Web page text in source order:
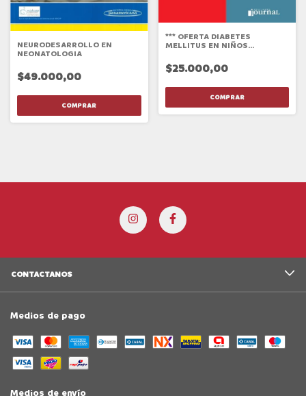
NEURODESARROLLO EN
NEONATOLOGIA
$49.000,00
*** OFERTA DIABETES
MELLITUS EN NIÑOS
$25.000,00
CONTACTANOS
Medios de pago
Medios de envío